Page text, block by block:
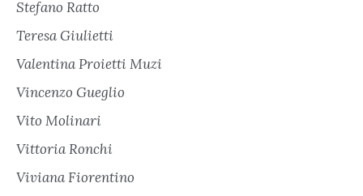
Stefano Ratto
Teresa Giulietti
Valentina Proietti Muzi
Vincenzo Gueglio
Vito Molinari
Vittoria Ronchi
Viviana Fiorentino